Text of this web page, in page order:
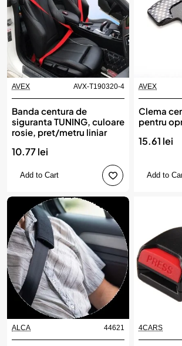
AVEX AVX-T190320-4
Banda centura de
siguranta TUNING, culoare
rosie, pret/metru liniar
10.77 lei
Add to Cart
AVEX
Clema
pentru
15.61 lei
Add to
ALCA 44621 4CARS